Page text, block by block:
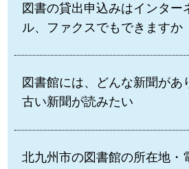
図書の貸出申込みはインター
ル、ファクスでもできますか
図書館には、どんな新聞があ
古い新聞が読みたい
北九州市の図書館の所在地・